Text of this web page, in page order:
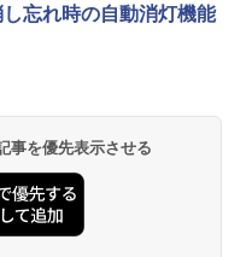
忘れ時の自動消灯機能
事を優先表示させる